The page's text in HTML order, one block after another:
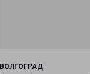
ВОЛГОГРАД